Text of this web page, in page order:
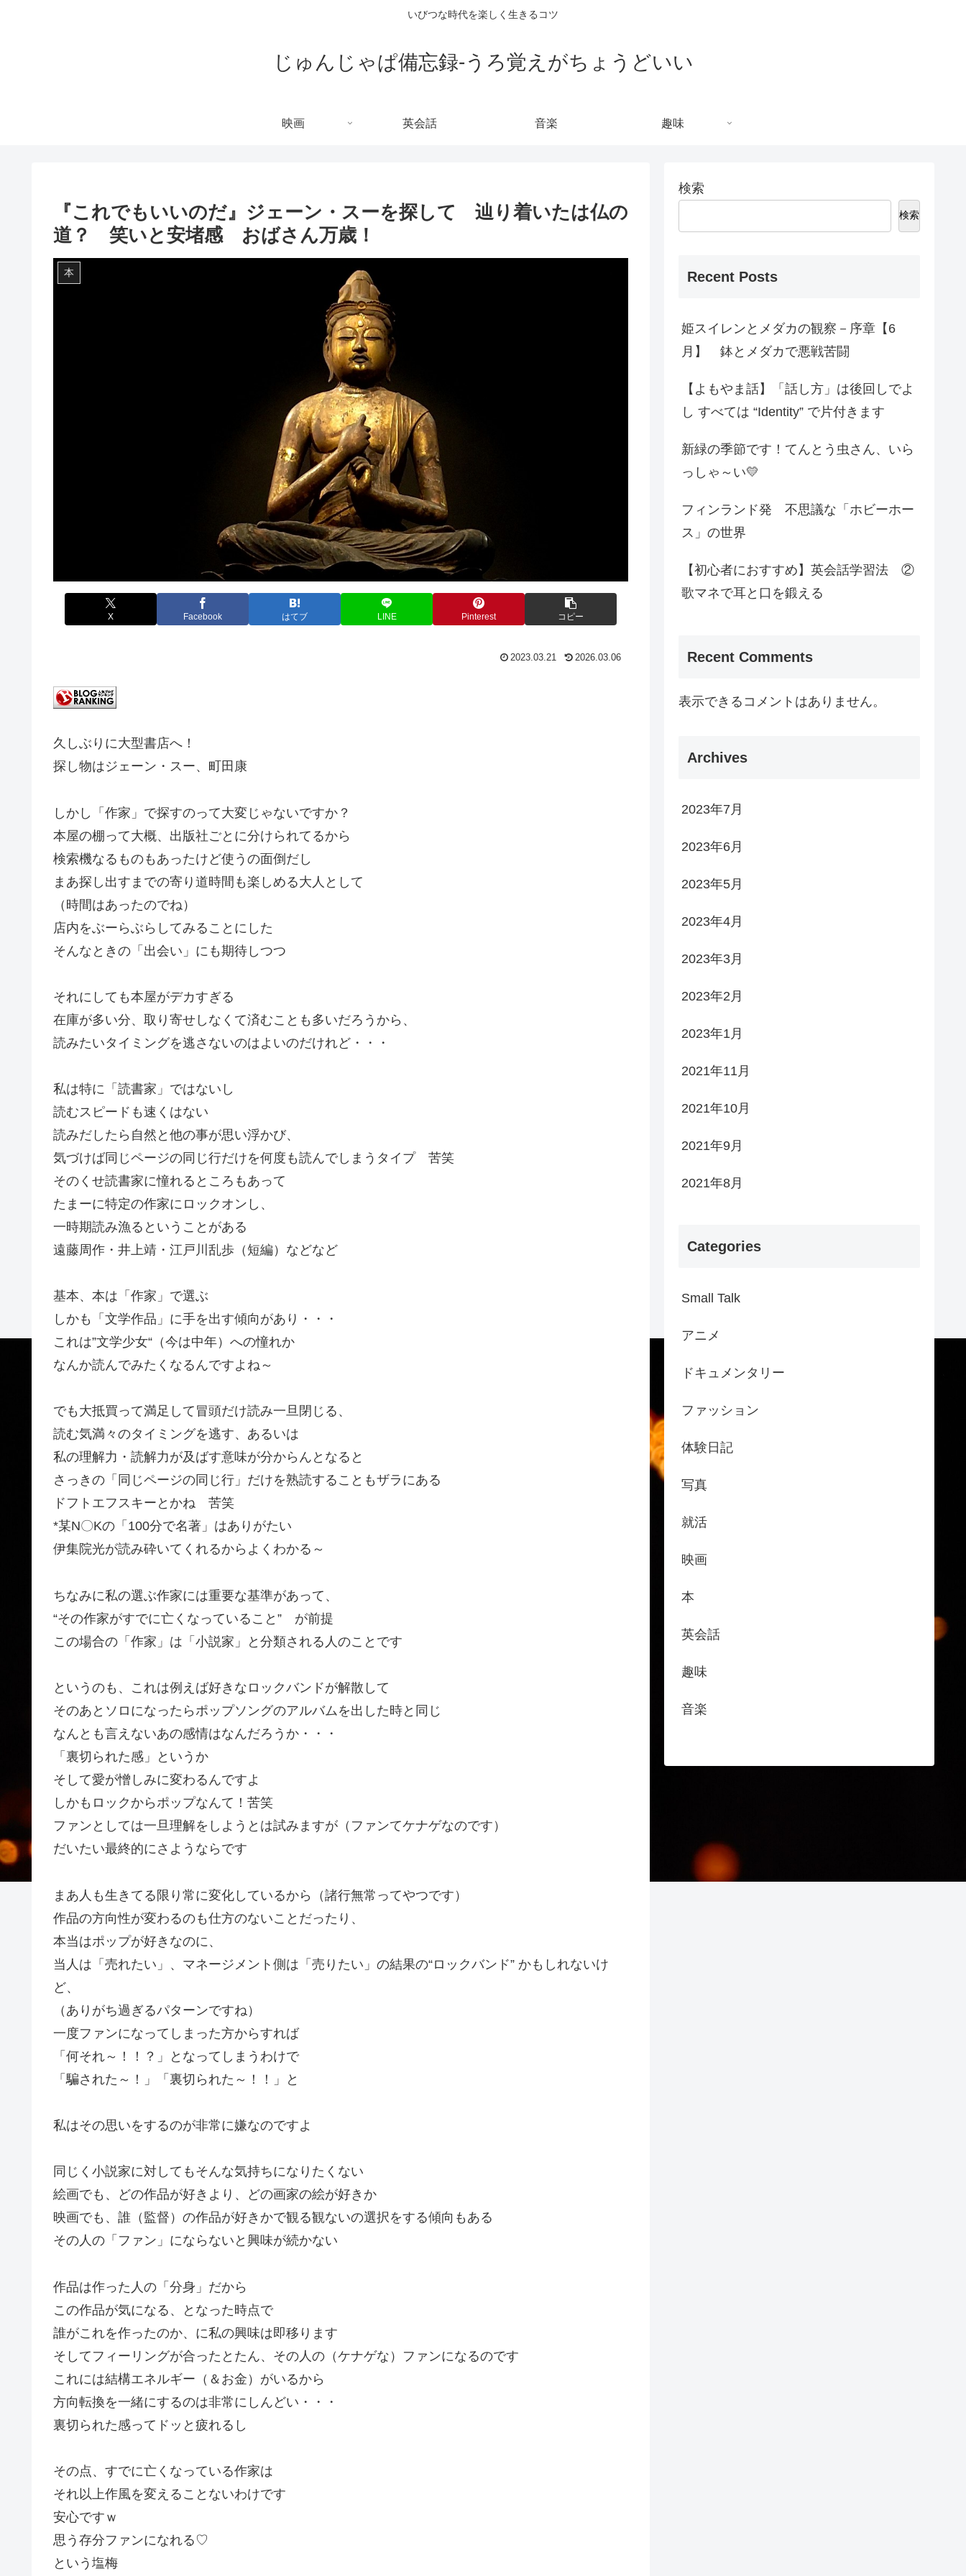
いびつな時代を楽しく生きるコツ
じゅんじゃぱ備忘録-うろ覚えがちょうどいい
映画 英会話 音楽 趣味
『これでもいいのだ』ジェーン・スーを探して 辿り着いたは仏の
道？ 笑いと安堵感 おばさん万歳！
本
X Facebook はてブ LINE Pinterest コピー
2023.03.21 2026.03.06
久しぶりに大型書店へ！
探し物はジェーン・スー、町田康
しかし「作家」で探すのって大変じゃないですか？
本屋の棚って大概、出版社ごとに分けられてるから
検索機なるものもあったけど使うの面倒だし
まあ探し出すまでの寄り道時間も楽しめる大人として
（時間はあったのでね）
店内をぶーらぶらしてみることにした
そんなときの「出会い」にも期待しつつ
それにしても本屋がデカすぎる
在庫が多い分、取り寄せしなくて済むことも多いだろうから、
読みたいタイミングを逃さないのはよいのだけれど・・・
私は特に「読書家」ではないし
読むスピードも速くはない
読みだしたら自然と他の事が思い浮かび、
気づけば同じページの同じ行だけを何度も読んでしまうタイプ 苦笑
そのくせ読書家に憧れるところもあって
たまーに特定の作家にロックオンし、
一時期読み漁るということがある
遠藤周作・井上靖・江戸川乱歩（短編）などなど
基本、本は「作家」で選ぶ
しかも「文学作品」に手を出す傾向があり・・・
これは”文学少女“（今は中年）への憧れか
なんか読んでみたくなるんですよね～
でも大抵買って満足して冒頭だけ読み一旦閉じる、
読む気満々のタイミングを逃す、あるいは
私の理解力・読解力が及ばす意味が分からんとなると
さっきの「同じページの同じ行」だけを熟読することもザラにある
ドフトエフスキーとかね 苦笑
*某N〇Kの「100分で名著」はありがたい
伊集院光が読み砕いてくれるからよくわかる～
ちなみに私の選ぶ作家には重要な基準があって、
“その作家がすでに亡くなっていること” が前提
この場合の「作家」は「小説家」と分類される人のことです
というのも、これは例えば好きなロックバンドが解散して
そのあとソロになったらポップソングのアルバムを出した時と同じ
なんとも言えないあの感情はなんだろうか・・・
「裏切られた感」というか
そして愛が憎しみに変わるんですよ
しかもロックからポップなんて！苦笑
ファンとしては一旦理解をしようとは試みますが（ファンてケナゲなのです）
だいたい最終的にさようならです
まあ人も生きてる限り常に変化しているから（諸行無常ってやつです）
作品の方向性が変わるのも仕方のないことだったり、
本当はポップが好きなのに、
当人は「売れたい」、マネージメント側は「売りたい」の結果の“ロックバンド” かもしれないけ
ど、
（ありがち過ぎるパターンですね）
一度ファンになってしまった方からすれば
「何それ～！！？」となってしまうわけで
「騙された～！」「裏切られた～！！」と
私はその思いをするのが非常に嫌なのですよ
同じく小説家に対してもそんな気持ちになりたくない
絵画でも、どの作品が好きより、どの画家の絵が好きか
映画でも、誰（監督）の作品が好きかで観る観ないの選択をする傾向もある
その人の「ファン」にならないと興味が続かない
作品は作った人の「分身」だから
この作品が気になる、となった時点で
誰がこれを作ったのか、に私の興味は即移ります
そしてフィーリングが合ったとたん、その人の（ケナゲな）ファンになるのです
これには結構エネルギー（＆お金）がいるから
方向転換を一緒にするのは非常にしんどい・・・
裏切られた感ってドッと疲れるし
その点、すでに亡くなっている作家は
それ以上作風を変えることないわけです
安心ですｗ
思う存分ファンになれる♡
という塩梅
検索
検索
Recent Posts
姫スイレンとメダカの観察－序章【6
月】 鉢とメダカで悪戦苦闘
【よもやま話】「話し方」は後回しでよ
し すべては “Identity” で片付きます
新緑の季節です！てんとう虫さん、いら
っしゃ～い💛
フィンランド発 不思議な「ホビーホー
ス」の世界
【初心者におすすめ】英会話学習法 ②
歌マネで耳と口を鍛える
Recent Comments
表示できるコメントはありません。
Archives
2023年7月
2023年6月
2023年5月
2023年4月
2023年3月
2023年2月
2023年1月
2021年11月
2021年10月
2021年9月
2021年8月
Categories
Small Talk
アニメ
ドキュメンタリー
ファッション
体験日記
写真
就活
映画
本
英会話
趣味
音楽